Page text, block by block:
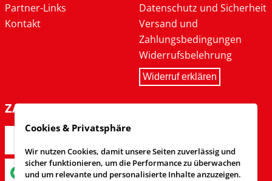
Partner-Links
Kontakt
Datenschutz und Sicherheit
Versand und
Zahlungsbedingungen
Widerrufsbelehrung
Widerruf erklären
ZAHLARTEN
Cookies & Privatsphäre
Wir nutzen Cookies, damit unsere Seiten zuverlässig und
sicher funktionieren, um die Performance zu überwachen
und um relevante und personalisierte Inhalte anzuzeigen.